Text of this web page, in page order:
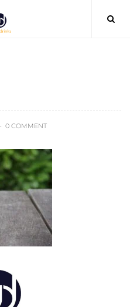
0 COMMENT